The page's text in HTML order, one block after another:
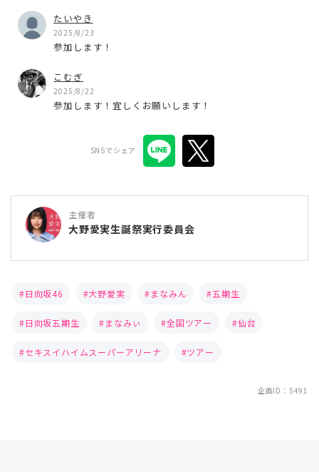
たいやき
2025/8/23
参加します！
こむぎ
2025/8/22
参加します！宜しくお願いします！
SNSでシェア
主催者
大野愛実生誕祭実行委員会
日向坂46 大野愛実 まなみん 五期生
日向坂五期生 まなみぃ 全国ツアー 仙台
セキスイハイムスーパーアリーナ ツアー
企画ID：5491